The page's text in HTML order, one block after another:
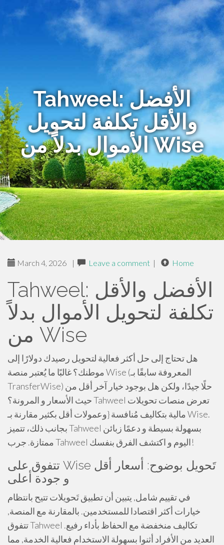
Tahweel: الأفضل
والأقل تكلفة لتحويل
الأموال بدلاً من Wise
March 4, 2026 | Leave a comment | Home
Tahweel: الأفضل والأقل
تكلفة لتحويل الأموال بدلاً
من Wise
هل تحتاج إلى حل أكثر فعالية لتحويل رصيدك دولارًا إلى
موطنك؟ غالبًا ما يُعتبر منصة Wise (المعروفة سابقًا بـ
TransferWise) حلًا جيدًا، ولكن هل بوجود خيار آخر أقل من
حيث الأسعار و المرونة؟ Tahweel تعرض منصات تحويلات
مالية بتكاليف مُنافسة {وعمولات أقل بكثير مقارنة بـ Wise.
بجانب ذلك، تتميز Tahweel بسهولة بسيطة و دعمًا زبائن
ممتازة. جرب Tahweel اليوم و اكتشف الفرق بنفسك!
تتفوق على Wise تَحويل بوضوح: أسعار أقل
و جودة أعلى
في تقييم شامل, يتبين أن تطبيق تَحويلات تتيح بانتظام
خيارات أكثر اقتصادا للمستخدمين. بالمقارنة مع المنصة,
تتفوق Tahweel تكاليف منخفضة مع الحفاظ بأداء رفيع.
العديد من الأفراد أثنوا بسهولة الاستخدام فعالية الخدمة, مما